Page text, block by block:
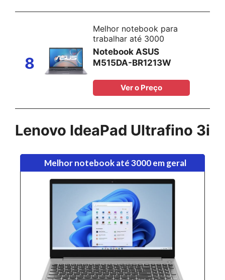
8
Melhor notebook para
trabalhar até 3000
Notebook ASUS
M515DA-BR1213W
Ver o Preço
Lenovo IdeaPad Ultrafino 3i
Melhor notebook até 3000 em geral